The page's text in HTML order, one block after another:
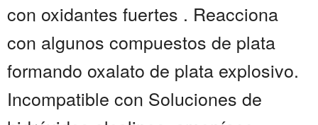
con oxidantes fuertes . Reacciona
con algunos compuestos de plata
formando oxalato de plata explosivo.
Incompatible con Soluciones de